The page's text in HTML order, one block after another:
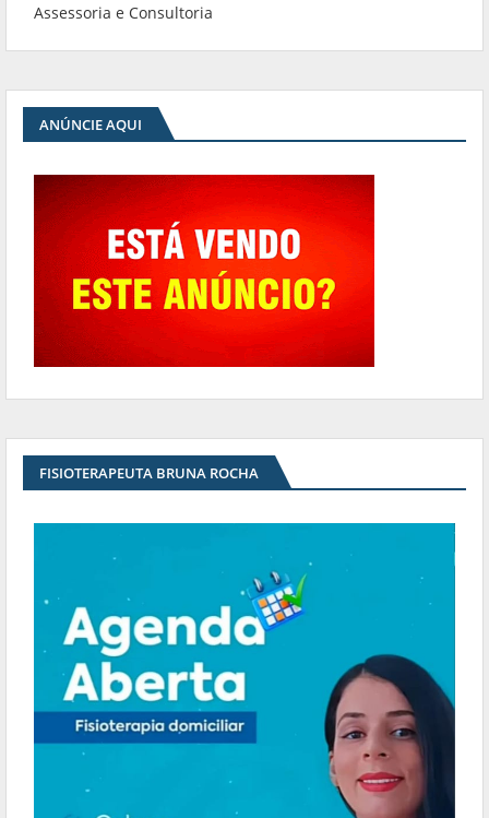
Assessoria e Consultoria
ANÚNCIE AQUI
FISIOTERAPEUTA BRUNA ROCHA